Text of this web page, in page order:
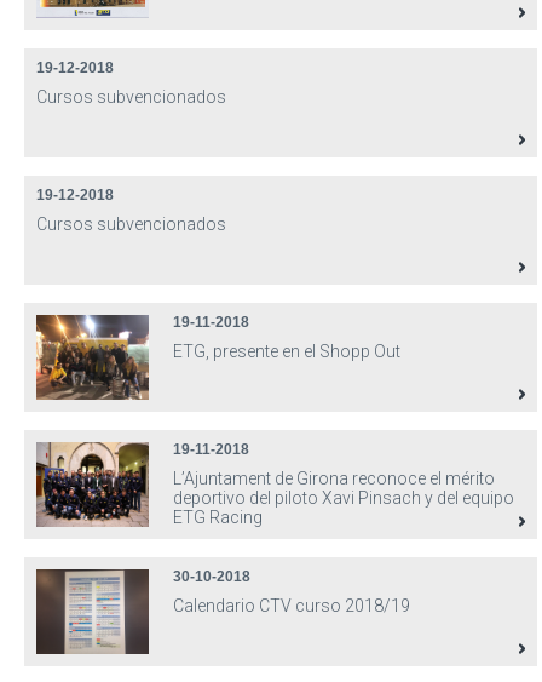
19-12-2018
Cursos subvencionados
19-12-2018
Cursos subvencionados
19-11-2018
ETG, presente en el Shopp Out
19-11-2018
L’Ajuntament de Girona reconoce el mérito
deportivo del piloto Xavi Pinsach y del equipo
ETG Racing
30-10-2018
Calendario CTV curso 2018/19